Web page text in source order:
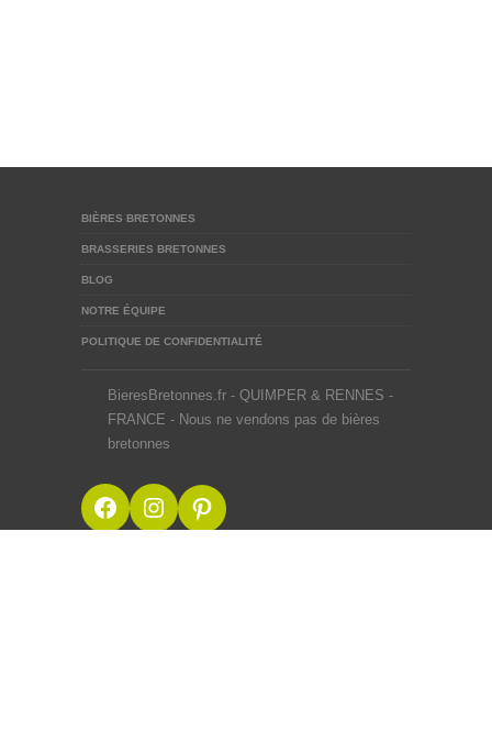
BIÈRES BRETONNES
BRASSERIES BRETONNES
BLOG
NOTRE ÉQUIPE
POLITIQUE DE CONFIDENTIALITÉ
BieresBretonnes.fr - QUIMPER & RENNES -
FRANCE - Nous ne vendons pas de bières
bretonnes
Facebook
Instagram
Pinterest